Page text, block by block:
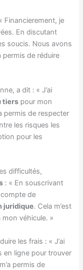
Financierement, je
En discutant
soucis. Nous avons
permis de réduire
a dit : « J’ai
tiers pour mon
permis de respecter
les risques les
pour les
difficultés,
: « En souscrivant
de
juridique. Cela m’est
mon véhicule. »
les frais : « J’ai
en ligne pour trouver
permis de